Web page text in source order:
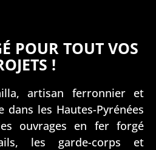
POUR TOUT VOS
!
artisan ferronnier et
les Hautes-Pyrénées
ouvrages en fer forgé
les garde-corps et